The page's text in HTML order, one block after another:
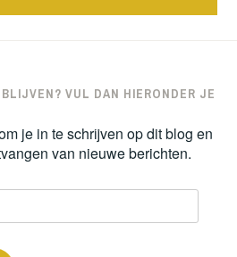
VUL DAN HIERONDER JE
je in te schrijven op dit blog en
van nieuwe berichten.